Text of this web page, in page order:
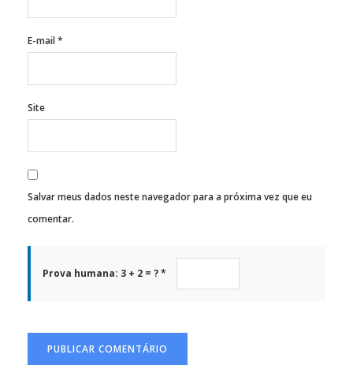
E-mail*
Site
Salvar meus dados neste navegador para a próxima vez que eu
comentar.
Prova humana: 3 + 2 = ? *